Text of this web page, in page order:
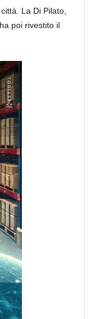
La Di Pilato,
poi rivestito il